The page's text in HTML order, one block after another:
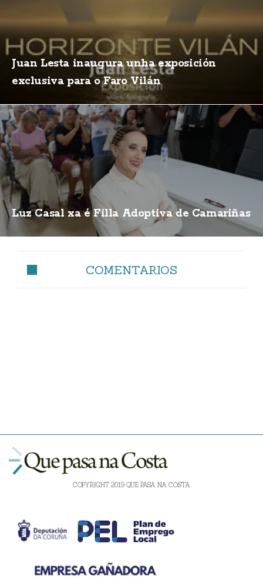
Juan Lesta inaugura unha exposición
exclusiva para o Faro Vilán
Luz Casal xa é Filla Adoptiva de Camariñas
COMENTARIOS
COPYRIGHT 2019 QUE PASA NA COSTA